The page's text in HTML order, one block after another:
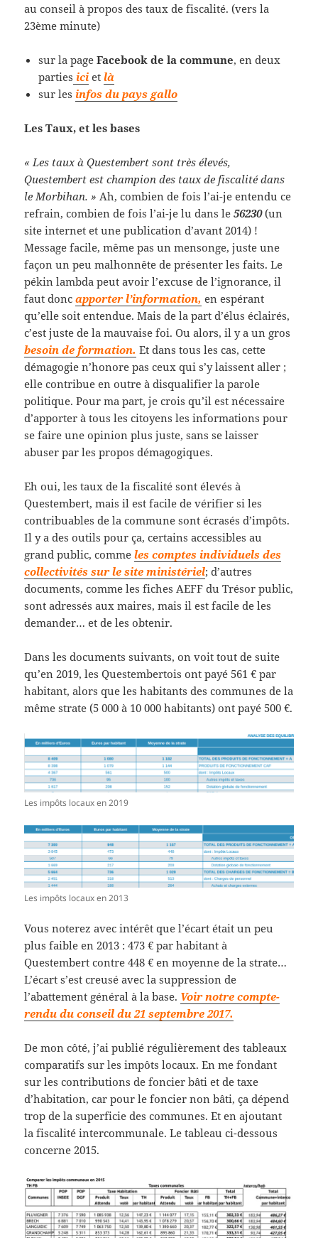
au conseil à propos des taux de fiscalité. (vers la
23ème minute)
sur la pageFacebook de la commune, en deux
parties ici etlà
sur les infos du pays gallo
Les Taux, et les bases
« Les taux à Questembert sont très élevés,
Questembert est champion des taux de fiscalité dans
le Morbihan. » Ah, combien de fois l’ai-je entendu ce
refrain, combien de fois l’ai-je lu dans le56230(un
site internet et une publication d’avant 2014) !
Message facile, même pas un mensonge, juste une
façon un peu malhonnête de présenter les faits. Le
pékin lambda peut avoir l’excuse de l’ignorance, il
faut doncapporter l’information, en espérant
qu’elle soit entendue. Mais de la part d’élus éclairés,
c’est juste de la mauvaise foi. Ou alors, il y a un gros
besoin de formation. Et dans tous les cas, cette
démagogie n’honore pas ceux qui s’y laissent aller ;
elle contribue en outre à disqualifier la parole
politique. Pour ma part, je crois qu’il est nécessaire
d’apporter à tous les citoyens les informations pour
se faire une opinion plus juste, sans se laisser
abuser par les propos démagogiques.
Eh oui, les taux de la fiscalité sont élevés à
Questembert, mais il est facile de vérifier si les
contribuables de la commune sont écrasés d’impôts.
Il y a des outils pour ça, certains accessibles au
grand public, commeles comptes individuels des
collectivités sur le site ministériel; d’autres
documents, comme les fiches AEFF du Trésor public,
sont adressés aux maires, mais il est facile de les
demander… et de les obtenir.
Dans les documents suivants, on voit tout de suite
qu’en 2019, les Questembertois ont payé 561 € par
habitant, alors que les habitants des communes de la
même strate (5 000 à 10 000 habitants) ont payé 500 €.
Les impôts locaux en 2019
Les impôts locaux en 2013
Vous noterez avec intérêt que l’écart était un peu
plus faible en 2013 : 473 € par habitant à
Questembert contre 448 € en moyenne de la strate…
L’écart s’est creusé avec la suppression de
l’abattement général à la base. Voir notre compte-
rendu du conseil du 21 septembre 2017.
De mon côté, j’ai publié régulièrement des tableaux
comparatifs sur les impôts locaux. En me fondant
sur les contributions de foncier bâti et de taxe
d’habitation, car pour le foncier non bâti, ça dépend
trop de la superficie des communes. Et en ajoutant
la fiscalité intercommunale. Le tableau ci-dessous
concerne 2015.